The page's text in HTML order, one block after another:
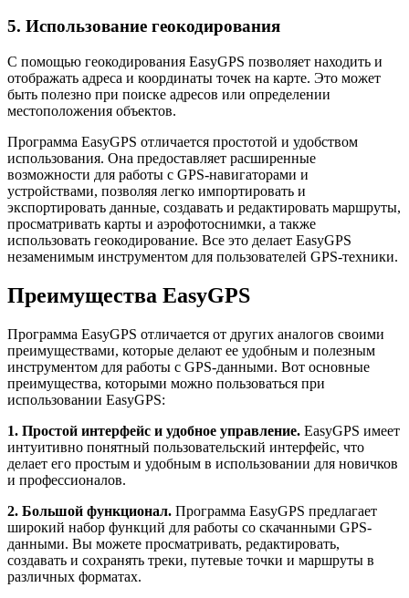
5. Использование геокодирования
С помощью геокодирования EasyGPS позволяет находить и
отображать адреса и координаты точек на карте. Это может
быть полезно при поиске адресов или определении
местоположения объектов.
Программа EasyGPS отличается простотой и удобством
использования. Она предоставляет расширенные
возможности для работы с GPS-навигаторами и
устройствами, позволяя легко импортировать и
экспортировать данные, создавать и редактировать маршруты,
просматривать карты и аэрофотоснимки, а также
использовать геокодирование. Все это делает EasyGPS
незаменимым инструментом для пользователей GPS-техники.
Преимущества EasyGPS
Программа EasyGPS отличается от других аналогов своими
преимуществами, которые делают ее удобным и полезным
инструментом для работы с GPS-данными. Вот основные
преимущества, которыми можно пользоваться при
использовании EasyGPS:
1. Простой интерфейс и удобное управление. EasyGPS имеет
интуитивно понятный пользовательский интерфейс, что
делает его простым и удобным в использовании для новичков
и профессионалов.
2. Большой функционал. Программа EasyGPS предлагает
широкий набор функций для работы со скачанными GPS-
данными. Вы можете просматривать, редактировать,
создавать и сохранять треки, путевые точки и маршруты в
различных форматах.